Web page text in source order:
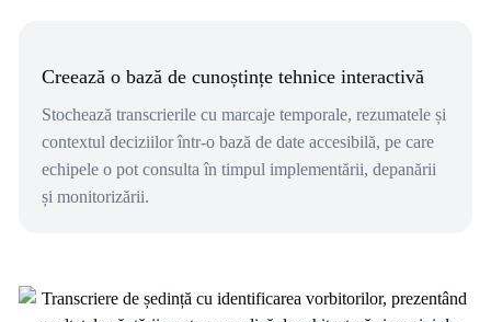
Creează o bază de cunoștințe tehnice interactivă
Stochează transcrierile cu marcaje temporale, rezumatele și
contextul deciziilor într-o bază de date accesibilă, pe care
echipele o pot consulta în timpul implementării, depanării
și monitorizării.